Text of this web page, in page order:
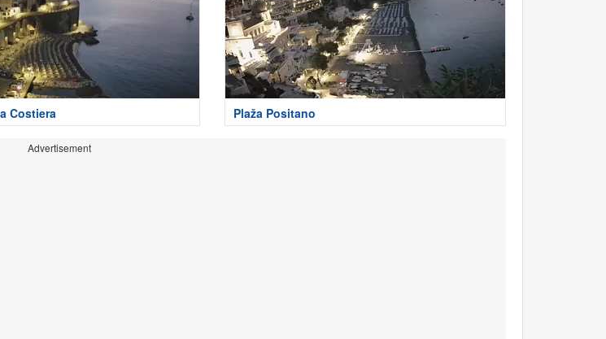
Costiera Plaža Positano
Advertisement